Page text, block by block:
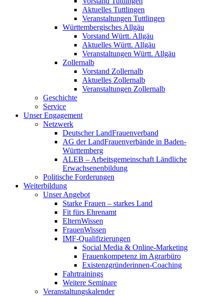
Aktuelles Tuttlingen
Veranstaltungen Tuttlingen
Württembergisches Allgäu
Vorstand Württ. Allgäu
Aktuelles Württ. Allgäu
Veranstaltungen Württ. Allgäu
Zollernalb
Vorstand Zollernalb
Aktuelles Zollernalb
Veranstaltungen Zollernalb
Geschichte
Service
Unser Engagement
Netzwerk
Deutscher LandFrauenverband
AG der LandFrauenverbände in Baden-
Württemberg
ALEB – Arbeitsgemeinschaft Ländliche
Erwachsenenbildung
Politische Forderungen
Weiterbildung
Unser Angebot
Starke Frauen – starkes Land
Fit fürs Ehrenamt
ElternWissen
FrauenWissen
IMF-Qualifizierungen
Social Media & Online-Marketing
Frauenkompetenz im Agrarbüro
Existenzgründerinnen-Coaching
Fahrtrainings
Weitere Seminare
Veranstaltungskalender